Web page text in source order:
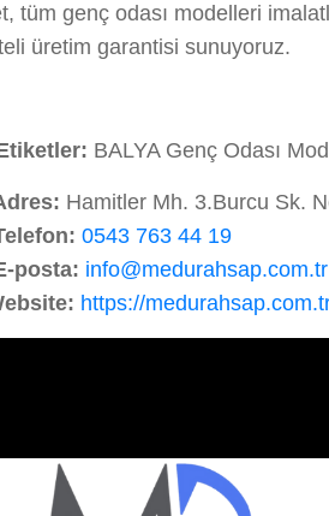
tüm genç odası modelleri
üretim garantisi sunuyoruz.
BALYA Genç Odası
Hamitler Mh. 3.Burcu Sk.
0543 763 44 19
posta: info@medurahsap.com.tr
https://